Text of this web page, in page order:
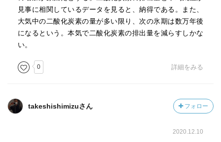
は、大気と海洋の温暖化、世界の水循環の変化、雪氷の減
少、世界平均海面水位の上昇、およびいくつかの気候の極
端現象の変化において検出されて」おり、「人間による影
響が二〇世紀半ば以降に観測された温暖化の支配的な原因
であった可能性が極めて高い」と結論しました。
IPCCの用語では、「可能性が極めて高い」とは、発生確
したので、この間の科学の進展により、より確からしくな
見事に相関しているデータを見ると、納得である。また、
大気中の二酸化炭素の量が多い限り、次の氷期は数万年後
になるという。本気で二酸化炭素の排出量を減らすしかな
い。
0 詳細をみる
takeshishimizuさん フォロー
2020.12.10